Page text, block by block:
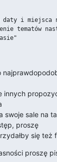
daty i miejsca
tematów
innych
swoje sale na
proszę
się też
proszę